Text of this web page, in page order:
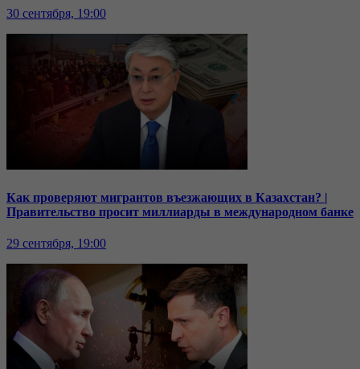
30 сентября, 19:00
Как проверяют мигрантов въезжающих в Казахстан? |
Правительство просит миллиарды в международном банке
29 сентября, 19:00